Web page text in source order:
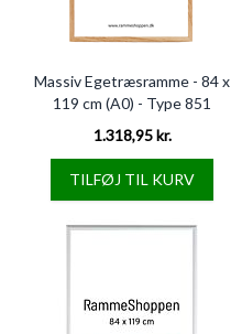
Massiv Egetræsramme - 84 x
119 cm (A0) - Type 851
1.318,95 kr.
TILFØJ TIL KURV